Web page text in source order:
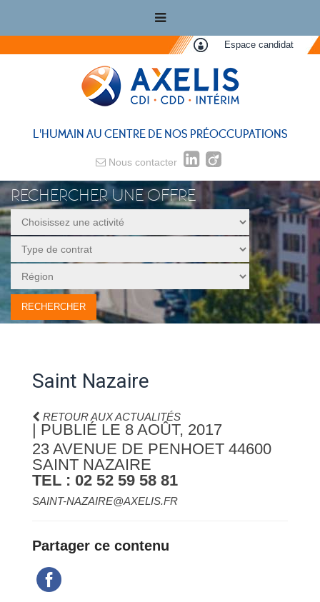
Espace candidat
L'HUMAIN AU CENTRE DE NOS PRÉOCCUPATIONS
Nous contacter
RECHERCHER UNE OFFRE
Saint Nazaire
RETOUR AUX ACTUALITÉS
| PUBLIÉ LE 8 AOÛT, 2017
23 AVENUE DE PENHOET 44600
SAINT NAZAIRE
TEL : 02 52 59 58 81
SAINT-NAZAIRE@AXELIS.FR
Partager ce contenu